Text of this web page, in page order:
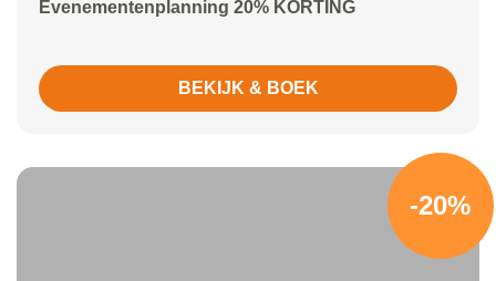
Evenementenplanning 20% KORTING
BEKIJK & BOEK
-20%